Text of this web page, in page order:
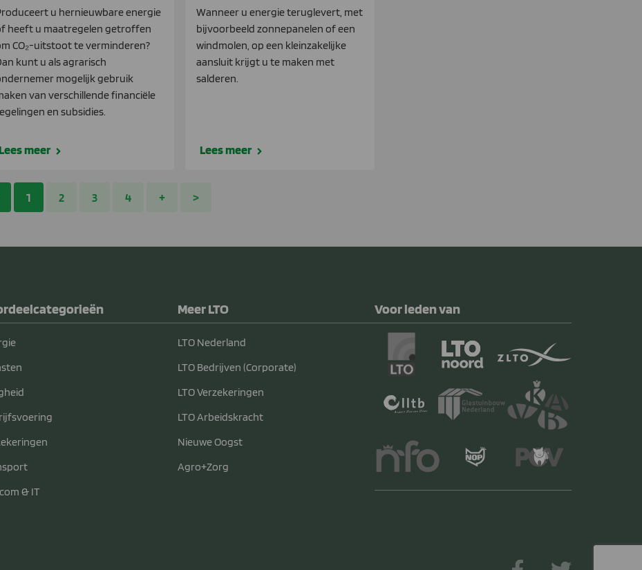
u hernieuwbare energie
heeft u maatregelen getroffen
CO₂-uitstoot te verminderen?
kunt u als agrarisch
mogelijk gebruik
van verschillende financiële
en subsidies.
Lees meer
Wanneer u energie teruglevert, met
bijvoorbeeld zonnepanelen of een
windmolen, op een kleinzakelijke
aansluit krijgt u te maken met
salderen.
Lees meer
1 2 3 4 + >
& IT
Meer LTO
LTO Nederland
LTO Bedrijven (Corporate)
LTO Verzekeringen
LTO Arbeidskracht
Nieuwe Oogst
Agro+Zorg
Voor leden van